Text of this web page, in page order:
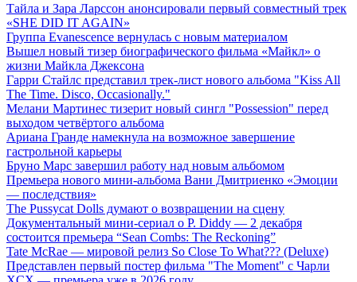
Тайла и Зара Ларссон анонсировали первый совместный трек
«SHE DID IT AGAIN»
Группа Evanescence вернулась с новым материалом
Вышел новый тизер биографического фильма «Майкл» о
жизни Майкла Джексона
Гарри Стайлс представил трек-лист нового альбома "Kiss All
The Time. Disco, Occasionally."
Мелани Мартинес тизерит новый сингл "Possession" перед
выходом четвёртого альбома
Ариана Гранде намекнула на возможное завершение
гастрольной карьеры
Бруно Марс завершил работу над новым альбомом
Премьера нового мини-альбома Вани Дмитриенко «Эмоции
— последствия»
The Pussycat Dolls думают о возвращении на сцену
Документальный мини-сериал о P. Diddy — 2 декабря
состоится премьера “Sean Combs: The Reckoning”
Tate McRae — мировой релиз So Close To What??? (Deluxe)
Представлен первый постер фильма "The Moment" с Чарли